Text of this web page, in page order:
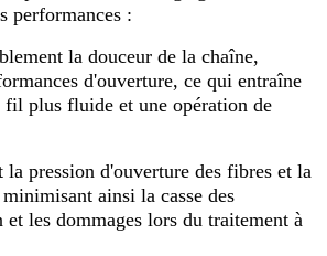
performances :
la douceur de la chaîne,
d'ouverture, ce qui entraîne
fil plus fluide et une opération de
pression d'ouverture des fibres et la
ainsi la casse des
les dommages lors du traitement à